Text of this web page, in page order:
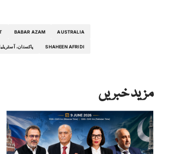
AUSTRALIA
BABAR AZAM
SHAHEEN AFRIDI پاکستان،
مزید خبریں